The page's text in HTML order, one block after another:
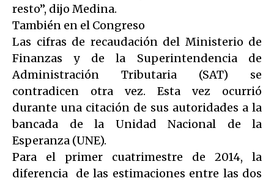
resto”, dijo Medina.
También en el Congreso
Las cifras de recaudación del Ministerio de
Finanzas y de la Superintendencia de
Administración Tributaria (SAT) se
contradicen otra vez. Esta vez ocurrió
durante una citación de sus autoridades a la
bancada de la Unidad Nacional de la
Esperanza (UNE).
Para el primer cuatrimestre de 2014, la
diferencia de las estimaciones entre las dos